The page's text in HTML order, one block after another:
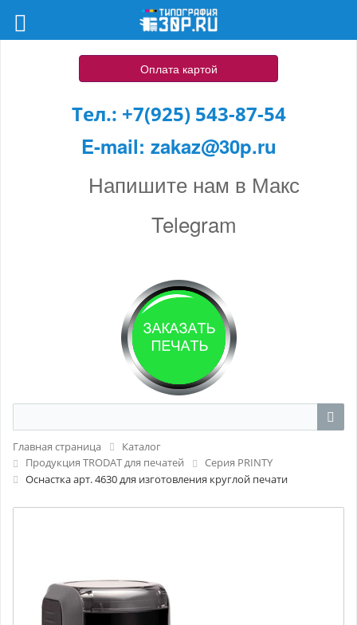
Оплата картой
Тел.: +7(925) 543-87-54
E-mail: zakaz@30p.ru
Напишите нам в Макс
Telegram
Главная страница
Каталог
Продукция TRODAT для печатей
Серия PRINTY
Оснастка арт. 4630 для изготовления круглой печати